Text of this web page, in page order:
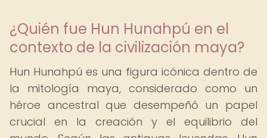
¿Quién fue Hun Hunahpú en el
contexto de la civilización maya?
Hun Hunahpú es una figura icónica dentro de
la mitología maya, considerado como un
héroe ancestral que desempeñó un papel
crucial en la creación y el equilibrio del